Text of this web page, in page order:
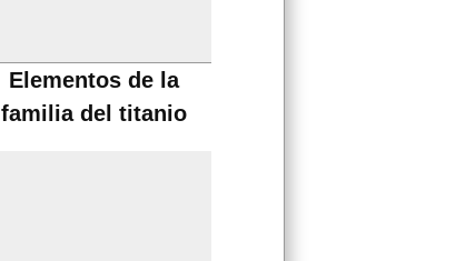
Elementos de la
familia del titanio